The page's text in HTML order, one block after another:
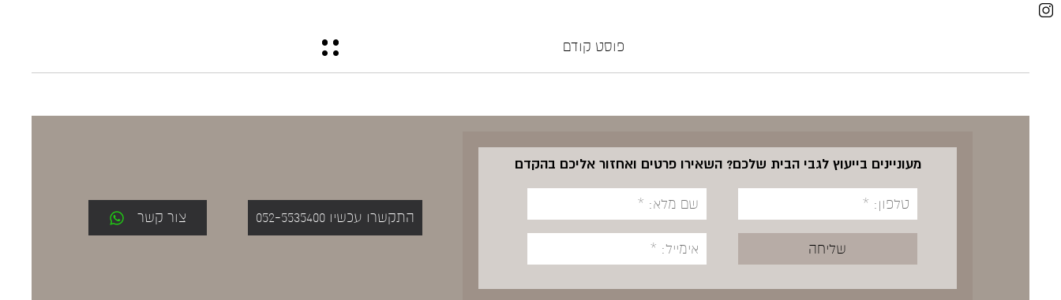
פוסט קודם
מעוניינים בייעוץ לגבי הבית שלכם? השאירו פרטים ואחזור אליכם בהקדם
התקשרו עכשיו 052-5535400 צור קשר